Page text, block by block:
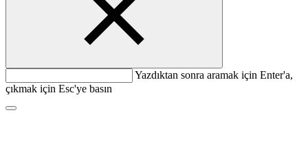
Yazdıktan sonra aramak için Enter'a,
çıkmak için Esc'ye basın